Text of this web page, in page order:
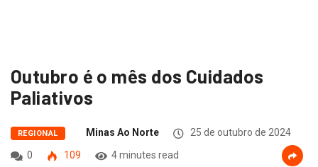
Outubro é o mês dos Cuidados
Paliativos
REGIONAL Minas Ao Norte
25 de outubro de 2024
0
109 4 minutes read